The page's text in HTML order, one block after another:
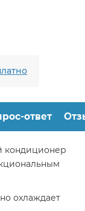
ответ
кондиционер
охлаждает